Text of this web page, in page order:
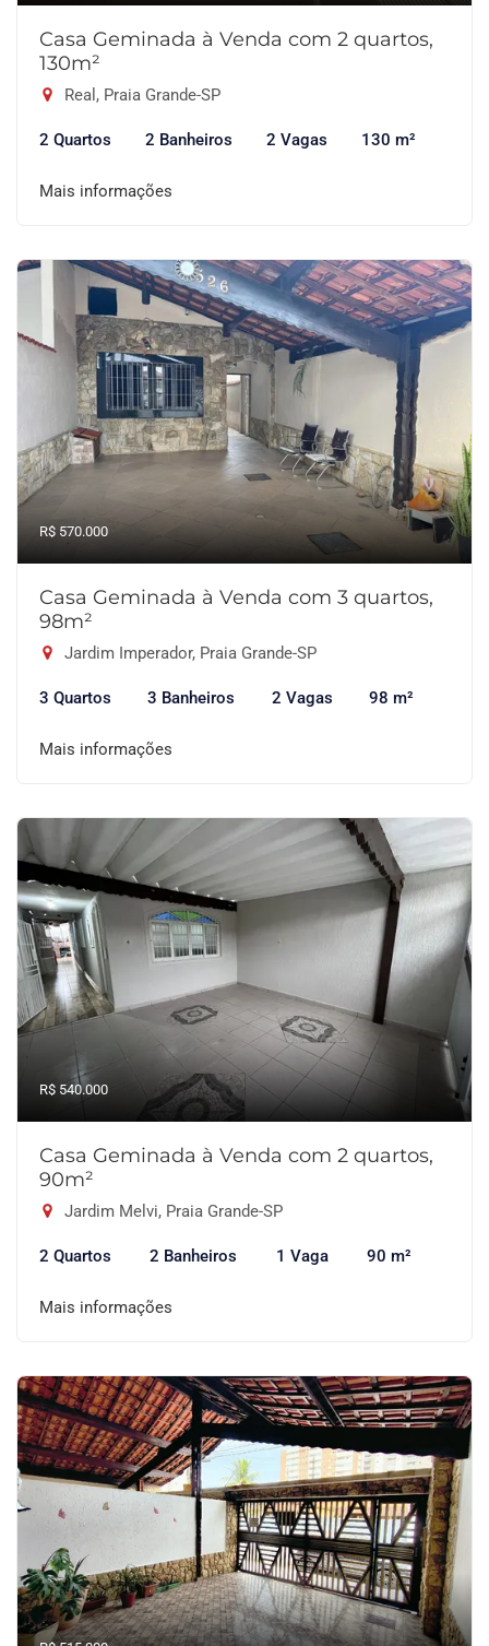
Casa Geminada à Venda com 2 quartos,
130m²
Real, Praia Grande-SP
2 Quartos 2 Banheiros 2 Vagas 130 m²
Mais informações
R$ 570.000
Casa Geminada à Venda com 3 quartos,
98m²
Jardim Imperador, Praia Grande-SP
3 Quartos 3 Banheiros 2 Vagas 98 m²
Mais informações
R$ 540.000
Casa Geminada à Venda com 2 quartos,
90m²
Jardim Melvi, Praia Grande-SP
2 Quartos 2 Banheiros 1 Vaga 90 m²
Mais informações